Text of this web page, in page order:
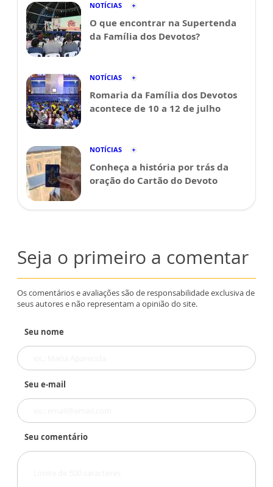
NOTÍCIAS
O que encontrar na Supertenda
da Família dos Devotos?
NOTÍCIAS
Romaria da Família dos Devotos
acontece de 10 a 12 de julho
NOTÍCIAS
Conheça a história por trás da
oração do Cartão do Devoto
Seja o primeiro a comentar
Os comentários e avaliações são de responsabilidade exclusiva de
seus autores e não representam a opinião do site.
Seu nome
Seu e-mail
Seu comentário